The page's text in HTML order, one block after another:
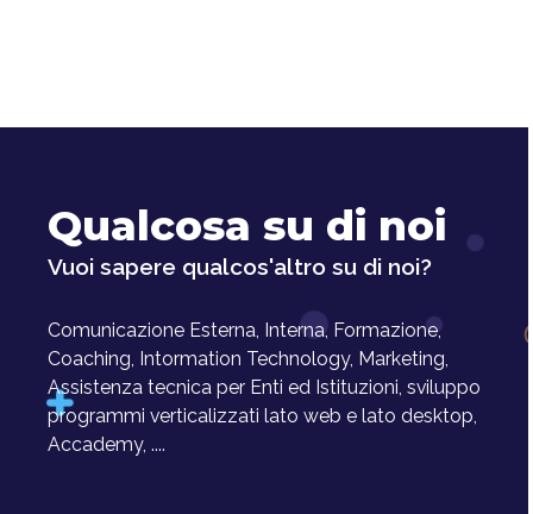
Qualcosa su di noi
Vuoi sapere qualcos'altro su di noi?
Comunicazione Esterna, Interna, Formazione,
Coaching, Intormation Technology, Marketing,
Assistenza tecnica per Enti ed Istituzioni, sviluppo
programmi verticalizzati lato web e lato desktop,
Accademy, ....